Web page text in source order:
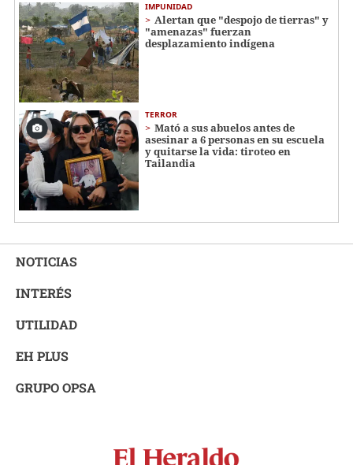
IMPUNIDAD
Alertan que "despojo de tierras" y
"amenazas" fuerzan
desplazamiento indígena
TERROR
Mató a sus abuelos antes de
asesinar a 6 personas en su escuela
y quitarse la vida: tiroteo en
Tailandia
NOTICIAS
INTERÉS
UTILIDAD
EH PLUS
GRUPO OPSA